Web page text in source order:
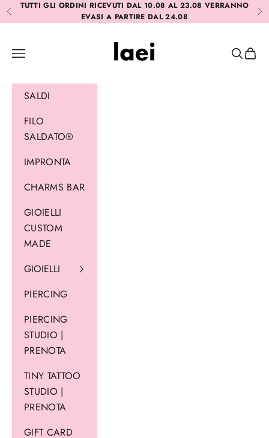
Vai al contenuto
Precedente
TUTTI GLI ORDINI RICEVUTI DAL 10.08 AL 23.08 VERRANNO
EVASI A PARTIRE DAL 24.08
Laei
Menù
Cerca
SALDI
FILO
SALDATO®
IMPRONTA
CHARMS BAR
GIOIELLI
CUSTOM
MADE
GIOIELLI
PIERCING
PIERCING
STUDIO |
PRENOTA
TINY TATTOO
STUDIO |
PRENOTA
GIFT CARD